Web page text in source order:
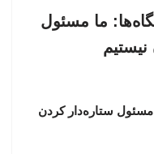
ما مسئول
مسئول ستاره‌دار کردن